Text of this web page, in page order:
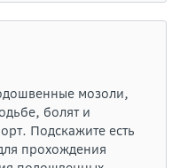
мозоли,
болят и
Подскажите есть
прохождения